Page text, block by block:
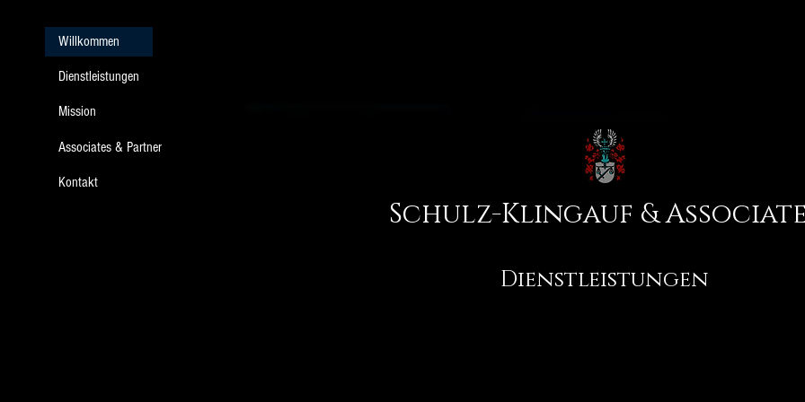
Willkommen
Dienstleistungen
Mission
Associates & Partner
Kontakt
Schulz-Klingauf &
Dienstleistungen